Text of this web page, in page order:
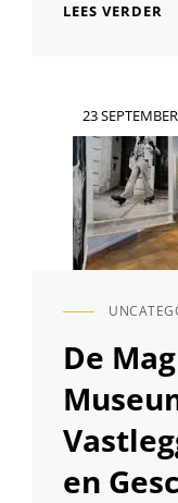
LEES VERDER
23
CAT
De
en